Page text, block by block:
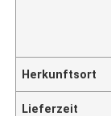
Herkunftsort
Lieferzeit